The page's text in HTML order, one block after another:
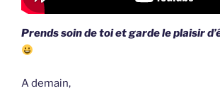
Prends soin de toi et garde le plaisir
A demain,